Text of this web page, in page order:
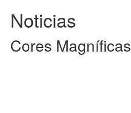
Noticias
Cores Magníficas